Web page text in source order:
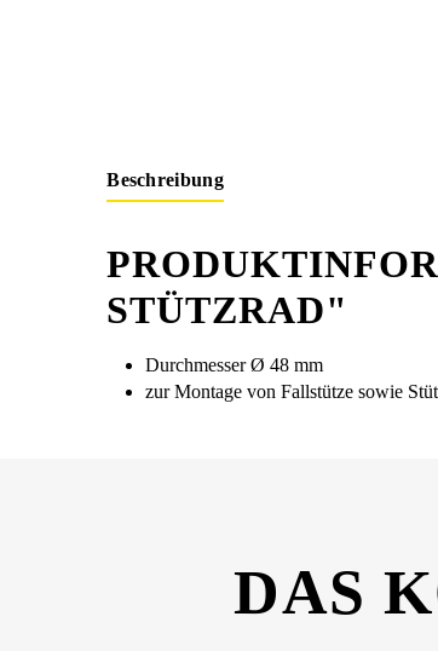
Beschreibung
STÜTZRAD"
Durchmesser Ø 48 mm
zur Montage von Fallstütze sowie
DAS